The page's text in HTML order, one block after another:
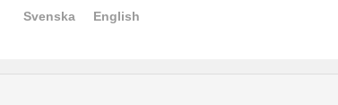
Svenska English